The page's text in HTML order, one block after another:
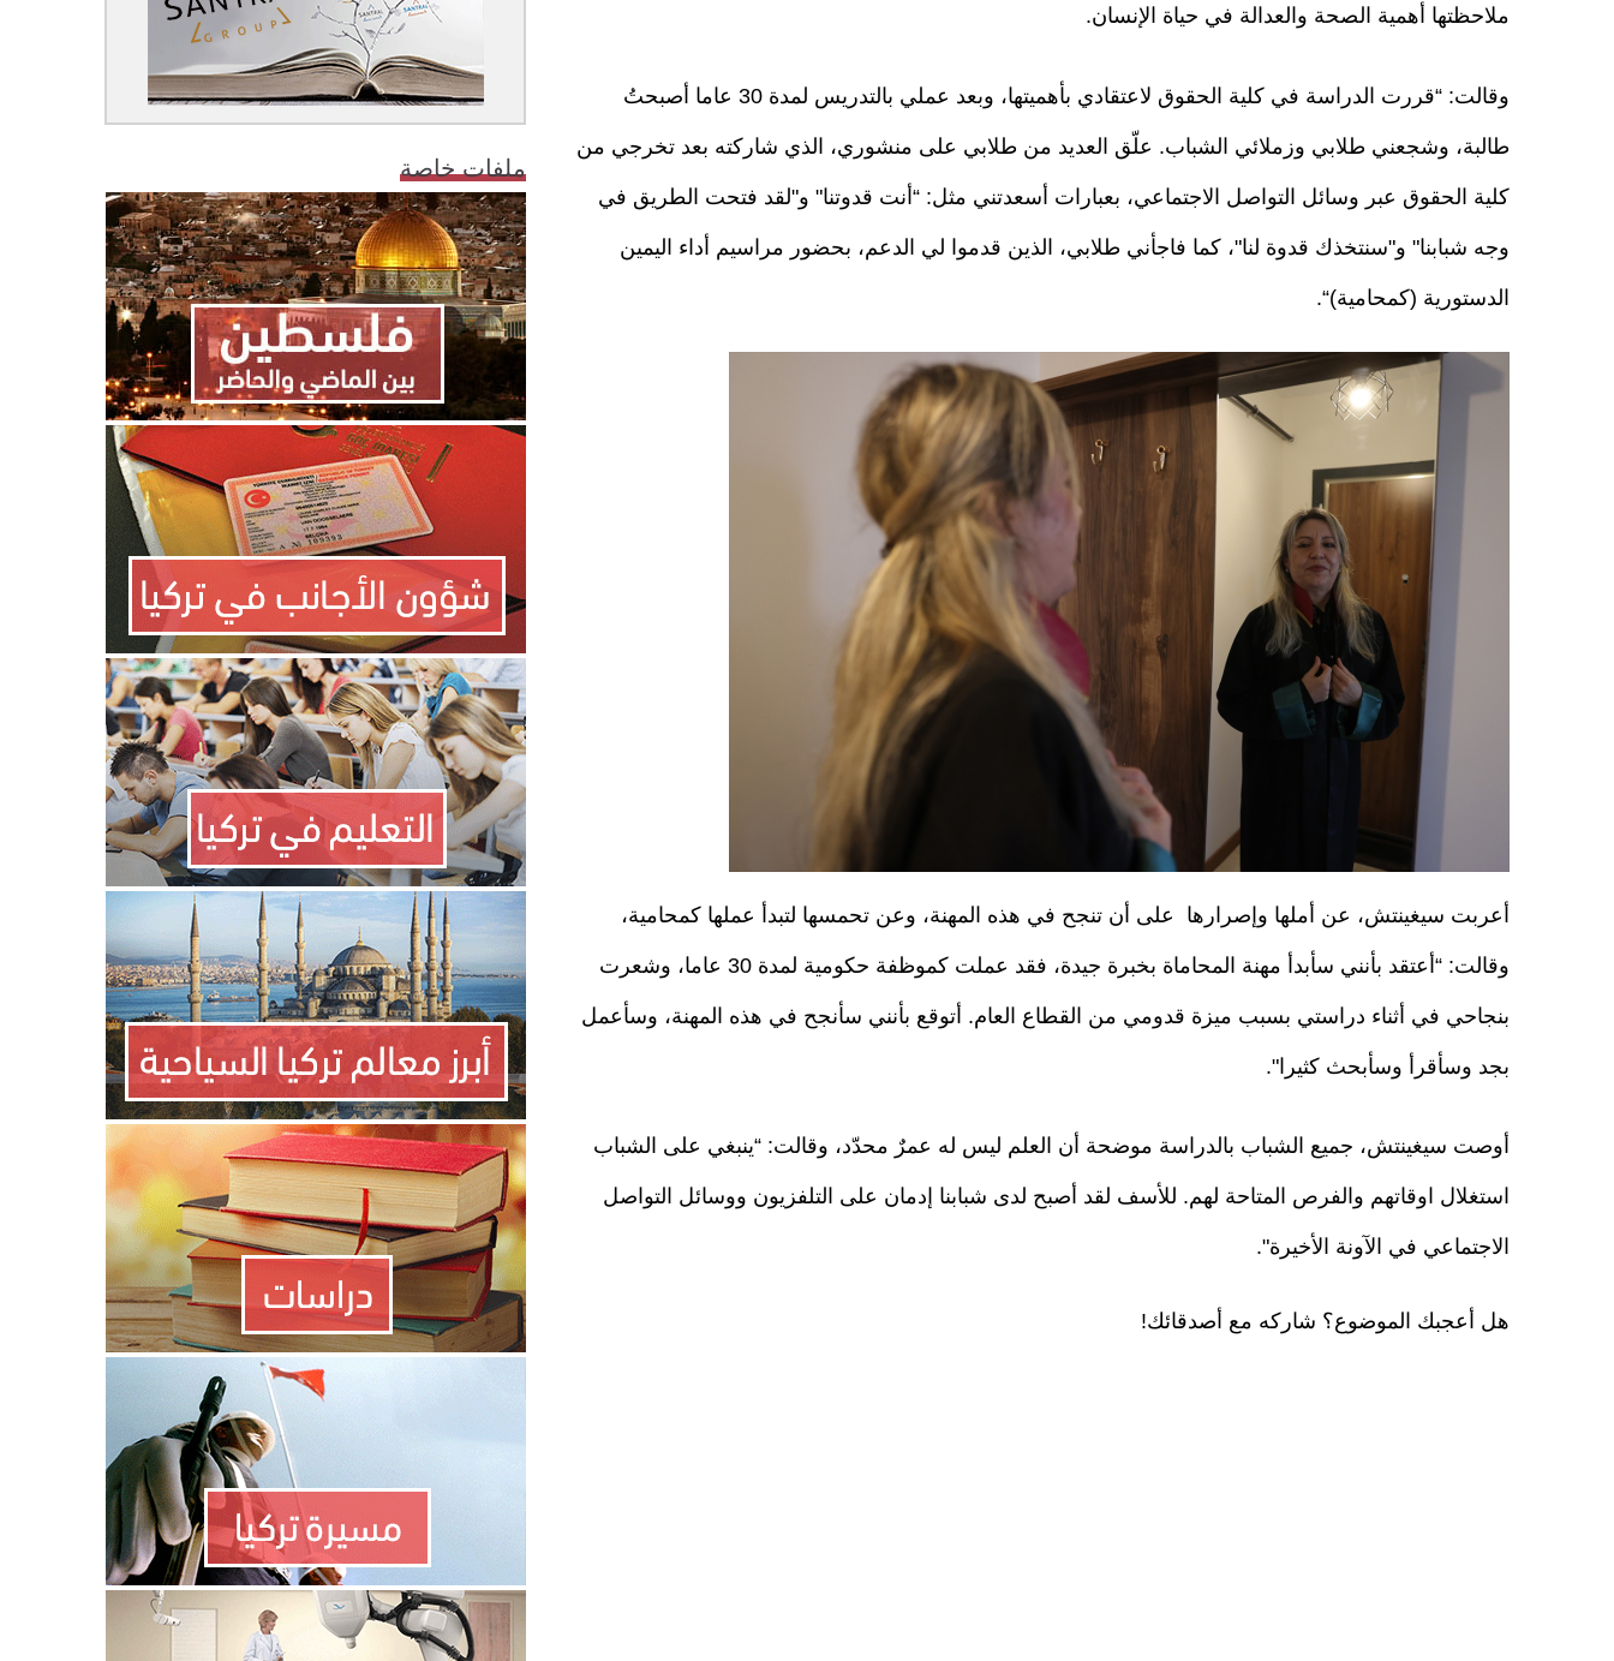
ملاحظتها أهمية الصحة والعدالة في حياة الإنسان.
وقالت: “قررت الدراسة في كلية الحقوق لاعتقادي بأهميتها، وبعد عملي بالتدريس لمدة 30 عاما أصبحتُ
طالبة، وشجعني طلابي وزملائي الشباب. علّق العديد من طلابي على منشوري، الذي شاركته بعد تخرجي من
كلية الحقوق عبر وسائل التواصل الاجتماعي، بعبارات أسعدتني مثل: “أنت قدوتنا" و"لقد فتحت الطريق في
وجه شبابنا" و"سنتخذك قدوة لنا"، كما فاجأني طلابي، الذين قدموا لي الدعم، بحضور مراسيم أداء اليمين
الدستورية (كمحامية)“.
20211022_2_50548167_69893898.jpg
أعربت سيغينتش، عن أملها وإصرارها على أن تنجح في هذه المهنة، وعن تحمسها لتبدأ عملها كمحامية،
وقالت: “أعتقد بأنني سأبدأ مهنة المحاماة بخبرة جيدة، فقد عملت كموظفة حكومية لمدة 30 عاما، وشعرت
بنجاحي في أثناء دراستي بسبب ميزة قدومي من القطاع العام. أتوقع بأنني سأنجح في هذه المهنة، وسأعمل
بجد وسأقرأ وسأبحث كثيرا".
أوصت سيغينتش، جميع الشباب بالدراسة موضحة أن العلم ليس له عمرٌ محدّد، وقالت: “ينبغي على الشباب
استغلال اوقاتهم والفرص المتاحة لهم. للأسف لقد أصبح لدى شبابنا إدمان على التلفزيون ووسائل التواصل
الاجتماعي في الآونة الأخيرة".
هل أعجبك الموضوع؟ شاركه مع أصدقائك!
ملفات خاصة